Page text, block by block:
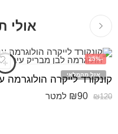
אולי
-25%
אזל מהמלאי
₪120
₪90 למטר